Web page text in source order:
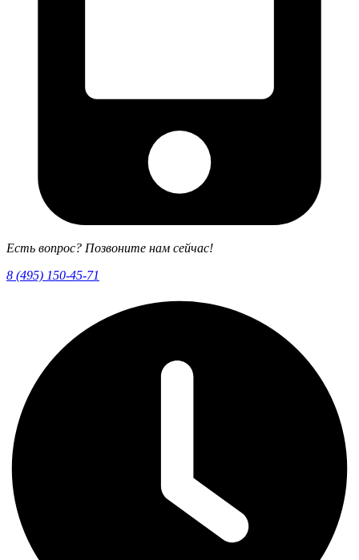
Есть вопрос? Позвоните нам сейчас!
8 (495) 150-45-71